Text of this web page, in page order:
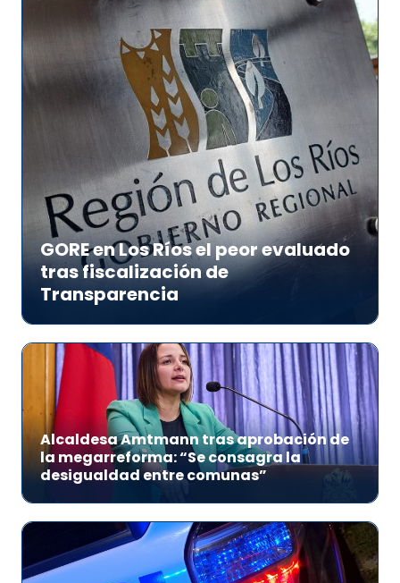
GORE en Los Ríos el peor evaluado
tras fiscalización de
Transparencia
Alcaldesa Amtmann tras aprobación de
la megarreforma: “Se consagra la
desigualdad entre comunas”